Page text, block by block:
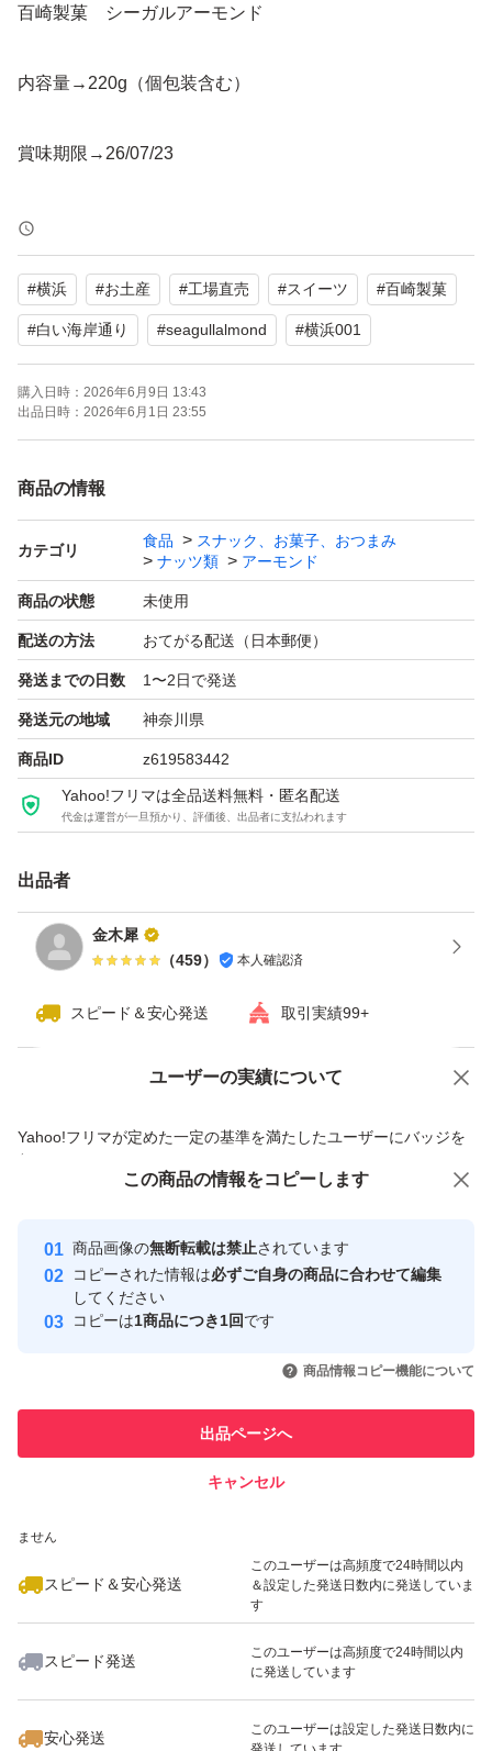
百崎製菓 シーガルアーモンド
内容量→220g（個包装含む）
賞味期限→26/07/23
アーモンドのカリッとした食感と、ミルクのコクと優しい
甘さが絶妙なバランスで、一度食べたらクセになる味わい
が特徴です。
横浜市の地域ブランド「ヨコハマ・グッズ001」に認定さ
れており、長年愛されている横浜の定番土産です。便利な
オススメです♪
ポスト投函
自宅保管につき神経質な方はご遠慮願います
価格のご相談はお控えください
#横浜 #お土産 #工場直売 #スイーツ #百崎製菓
#白い海岸通り #seagullalmond #横浜001
購入日時： 2026年6月9日 13:43
出品日時： 2026年6月1日 23:55
商品の情報
カテゴリ
食品
スナック、お菓子、おつまみ
ナッツ類
アーモンド
商品の状態 未使用
配送の方法 おてがる配送（日本郵便）
発送までの日数 1〜2日で発送
発送元の地域 神奈川県
商品ID z619583442
Yahoo!フリマは全品送料無料・匿名配送
代金は運営が一旦預かり、評価後、出品者に支払われます
出品者
金木犀
（459） 本人確認済
スピード＆安心発送 取引実績99+
ユーザーの実績について
Yahoo!フリマが定めた一定の基準を満たしたユーザーにバッジを
付与しています
安心取引出品者
心・安全なユーザーです
取引実績
引を完了させた実績があります
での取引実績があります
ません
スピード＆安心発送
このユーザーは高頻度で24時間以内
＆設定した発送日数内に発送していま
す
スピード発送
このユーザーは高頻度で24時間以内
に発送しています
安心発送
このユーザーは設定した発送日数内に
価格の相談 商品への質問
この商品の情報をコピーします
商品画像の無断転載は禁止されています
コピーされた情報は必ずご自身の商品に合わせて編集
してください
コピーは1商品につき1回です
商品情報コピー機能について
出品ページへ
キャンセル
この商品をみている人にオススメ
いいね！
660